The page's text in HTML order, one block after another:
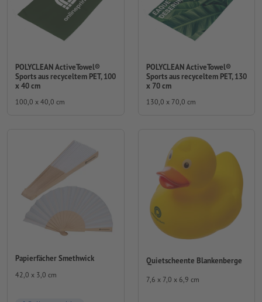
POLYCLEAN ActiveTowel®
Sports aus recyceltem PET, 100
x 40 cm
100,0 x 40,0 cm
POLYCLEAN ActiveTowel®
Sports aus recyceltem PET, 130
x 70 cm
130,0 x 70,0 cm
Papierfächer Smethwick
42,0 x 3,0 cm
Quietscheente Blankenberge
7,6 x 7,0 x 6,9 cm